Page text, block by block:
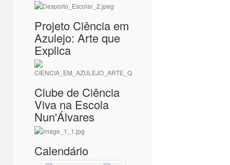
Projeto Ciência em
Azulejo: Arte que
Explica
Clube de Ciência
Viva na Escola
Nun'Álvares
Calendário